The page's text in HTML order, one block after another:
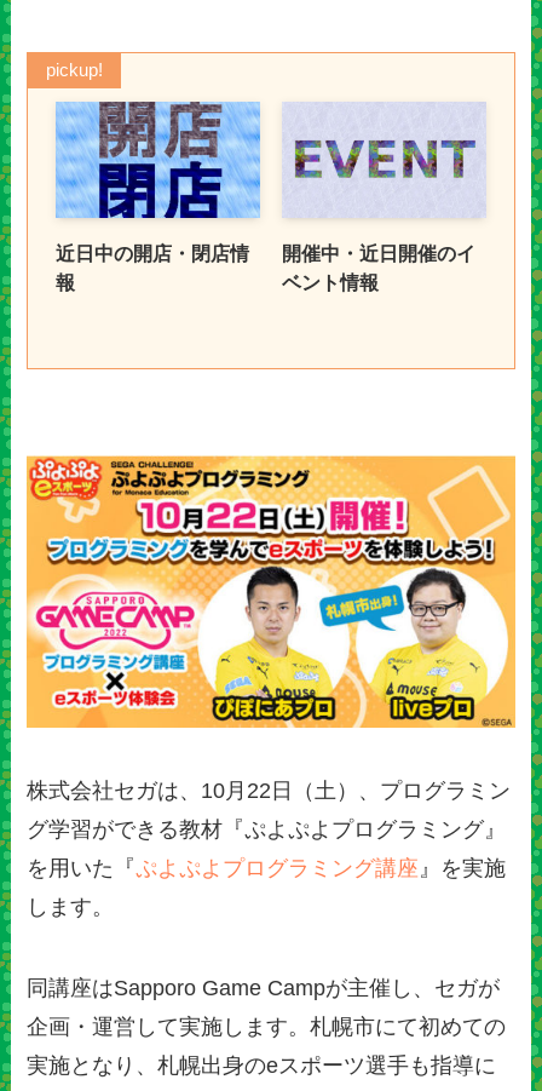
pickup!
近日中の開店・閉店情
報
開催中・近日開催のイ
ベント情報
株式会社セガは、10月22日（土）、プログラミン
グ学習ができる教材『ぷよぷよプログラミング』
を用いた『ぷよぷよプログラミング講座 』を実施
します。
同講座はSapporo Game Campが主催し、セガが
企画・運営して実施します。札幌市にて初めての
実施となり、札幌出身のeスポーツ選手も指導に